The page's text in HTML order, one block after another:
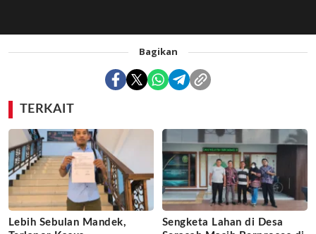
Bagikan
TERKAIT
Lebih Sebulan Mandek,
Sengketa Lahan di Desa